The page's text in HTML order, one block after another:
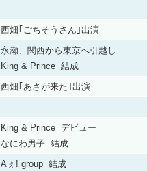
西畑｢ごちそうさん｣出演
永瀬、関西から東京へ引越し
King & Prince 結成
西畑｢あさが来た｣出演
King & Prince デビュー
なにわ男子 結成
Aぇ! group 結成